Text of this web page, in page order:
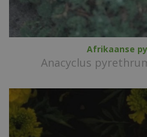
Afrikaanse
Anacyclus